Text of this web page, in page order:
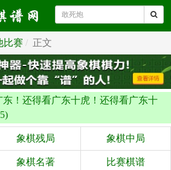
比赛 正文
东！还得看广东十虎！还得看广东十
象棋残局 象棋中局
象棋名著 比赛棋谱